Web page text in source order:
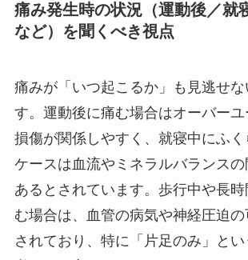
痛み発生時の状況（運動後／就
など）を聞くべき視点
痛みが「いつ起こるか」も見逃せ
す。運動後に痛む場合はオーバー
損傷が関係しやすく、就寝中にふ
ケースは血流やミネラルバランス
あるとされています。歩行中や長
む場合は、血管の病気や神経圧迫
されており、特に「片足のみ」と